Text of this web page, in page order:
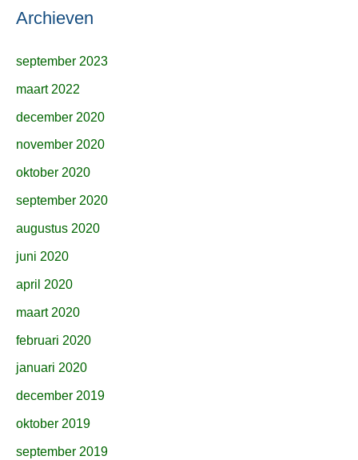
Archieven
september 2023
maart 2022
december 2020
november 2020
oktober 2020
september 2020
augustus 2020
juni 2020
april 2020
maart 2020
februari 2020
januari 2020
december 2019
oktober 2019
september 2019